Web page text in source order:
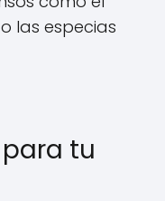
las especias
tu